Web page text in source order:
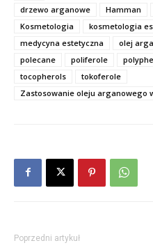
drzewo arganowe
Hamman
Kosmetologia
kosmetologia
medycyna estetyczna
olej
polecane
poliferole
tocopherols
tokoferole
Zastosowanie oleju arganowego
Poprzedni artykuł